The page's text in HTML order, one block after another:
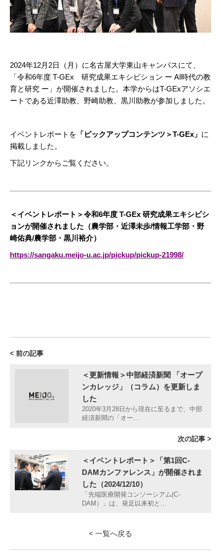
2024年12月2日（月）に名古屋大学東山キャンパスにて、
「令和6年度 T-GEx 研究成果エキシビション ー AI時代の教
育と研究 ー」が開催されました。本学からはT-GExアソシエ
ートである近澤助教、野崎助教、黒川助教が参加しました。
イベントレポートを 「ピックアップコンテンツ＞T-GEx」 に
掲載しました。
下記リンクからご覧ください。
＜イベントレポート＞令和6年度 T-GEx 研究成果エキシビシ
ョンが開催されました（農学部・近澤未歩/情報工学部・野
崎佑典/農学部・黒川裕介）
https://sangaku.meijo-u.ac.jp/pickup/pickup-21998/
< 前の記事
＜更新情報＞中部経済新聞 「オープ
ンカレッジ」（コラム）を更新しま
した
2020年3月28日から現在に至るまで、中部
経済新聞の「オー...
次の記事 >
＜イベントレポート＞「第1回C-
DAMカンファレンス」が開催されま
した（2024/12/10）
「先端医療開発コンソーシアム(C-
DAM）」は、発足以来初と...
< 一覧へ戻る